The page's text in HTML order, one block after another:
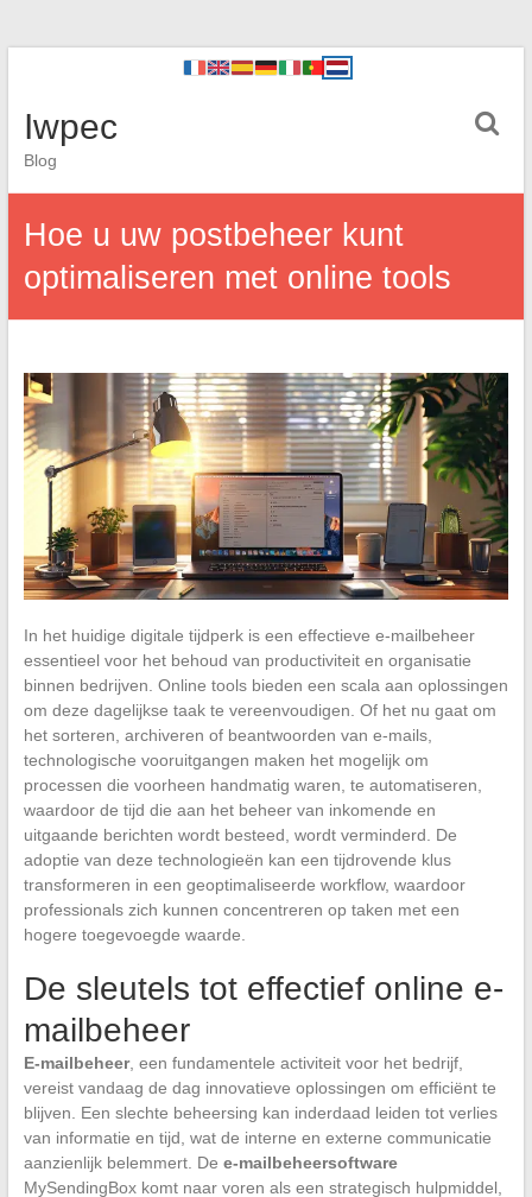
Iwpec
Blog
Hoe u uw postbeheer kunt
optimaliseren met online tools
In het huidige digitale tijdperk is een effectieve e-mailbeheer
essentieel voor het behoud van productiviteit en organisatie
binnen bedrijven. Online tools bieden een scala aan oplossingen
om deze dagelijkse taak te vereenvoudigen. Of het nu gaat om
het sorteren, archiveren of beantwoorden van e-mails,
technologische vooruitgangen maken het mogelijk om
processen die voorheen handmatig waren, te automatiseren,
waardoor de tijd die aan het beheer van inkomende en
uitgaande berichten wordt besteed, wordt verminderd. De
adoptie van deze technologieën kan een tijdrovende klus
transformeren in een geoptimaliseerde workflow, waardoor
professionals zich kunnen concentreren op taken met een
hogere toegevoegde waarde.
De sleutels tot effectief online e-
mailbeheer
E-mailbeheer, een fundamentele activiteit voor het bedrijf,
vereist vandaag de dag innovatieve oplossingen om efficiënt te
blijven. Een slechte beheersing kan inderdaad leiden tot verlies
van informatie en tijd, wat de interne en externe communicatie
aanzienlijk belemmert. De e-mailbeheersoftware
MySendingBox komt naar voren als een strategisch hulpmiddel,